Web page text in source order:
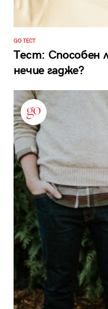
GO ТЕСТ
Тест: Способен
нечие гадже?